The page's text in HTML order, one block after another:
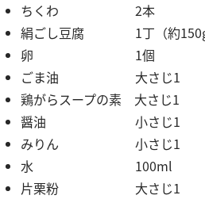
ちくわ 2本
絹ごし豆腐 1丁（約150g
卵 1個
ごま油 大さじ1
鶏がらスープの素 大さじ1
醤油 小さじ1
みりん 小さじ1
水 100ml
片栗粉 大さじ1